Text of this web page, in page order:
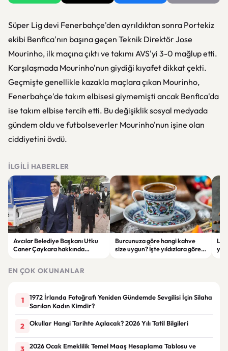
Süper Lig devi Fenerbahçe'den ayrıldıktan sonra Portekiz
ekibi Benfica'nın başına geçen Teknik Direktör Jose
Mourinho, ilk maçına çıktı ve takımı AVS'yi 3-0 mağlup etti.
Karşılaşmada Mourinho'nun giydiği kıyafet dikkat çekti.
Geçmişte genellikle kazakla maçlara çıkan Mourinho,
Fenerbahçe'de takım elbisesi giymemişti ancak Benfica'da
ise takım elbise tercih etti. Bu değişiklik sosyal medyada
gündem oldu ve futbolseverler Mourinho'nun işine olan
ciddiyetini övdü.
İLGILI HABERLER
Avcılar Belediye Başkanı Utku
Caner Çaykara hakkında
Burcunuza göre hangi kahve
size uygun? İşte yıldızlara göre
EN ÇOK OKUNANLAR
1
1972 İrlanda Fotoğrafı Yeniden Gündemde Sevgilisi İçin Silaha
Sarılan Kadın Kimdir?
2 Okullar Hangi Tarihte Açılacak? 2026 Yılı Tatil Bilgileri
3
2026 Ocak Emeklilik Temel Maaş Hesaplama Tablosu ve